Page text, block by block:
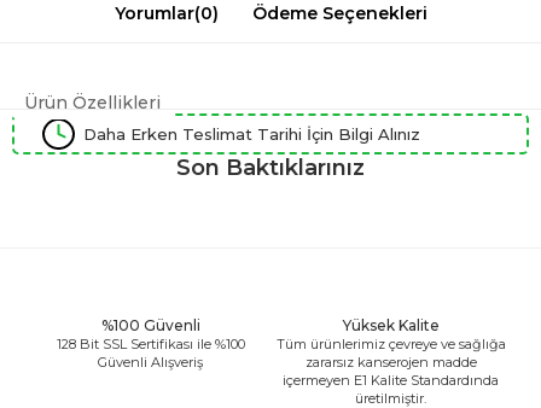
Yorumlar(0) Ödeme Seçenekleri
Ürün Özellikleri
Daha Erken Teslimat Tarihi İçin Bilgi Alınız
Son Baktıklarınız
%100 Güvenli
128 Bit SSL Sertifikası ile %100
Güvenli Alışveriş
Yüksek Kalite
Tüm ürünlerimiz çevreye ve sağlığa
zararsız kanserojen madde
içermeyen E1 Kalite Standardında
üretilmiştir.